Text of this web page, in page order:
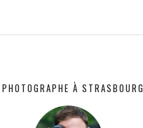
PHOTOGRAPHE À STRASBOURG